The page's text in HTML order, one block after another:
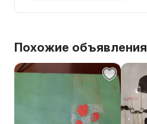
Похожие объявления